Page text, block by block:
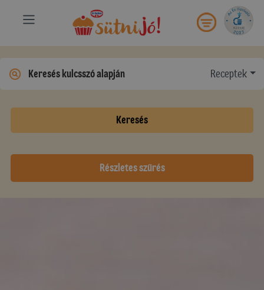
Receptek
Keresés
Részletes szűrés